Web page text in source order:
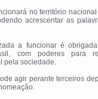
no território
acrescentar as
a funcionar é
com poderes para
pela sociedade.
agir perante terceiros